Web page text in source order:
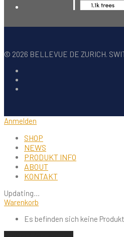
© 2026 BELLEVUE DE ZURICH.
Anmelden
SHOP
NEWS
PRODUKT INFO
ABOUT
KONTAKT
Updating…
Warenkorb
Es befinden sich keine